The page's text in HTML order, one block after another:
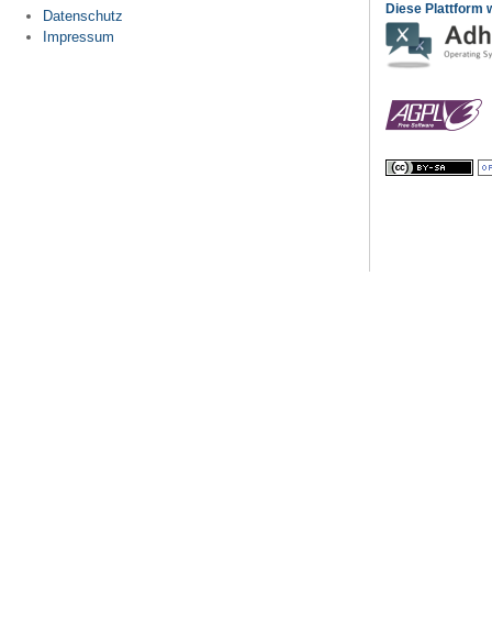
Datenschutz
Impressum
Diese Plattform